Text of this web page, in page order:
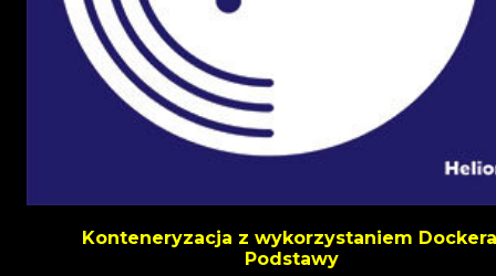
Konteneryzacja z wykorzystaniem
Podstawy